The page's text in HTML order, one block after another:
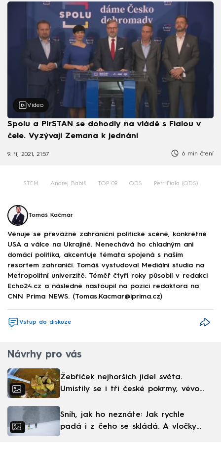
Video
Spolu a PirSTAN se dohodly na vládě s Fialou v
čele. Vyzývají Zemana k jednání
9. říj 2021, 21:57 6 min čtení
STEM Andrej Babiš TOP 09 ODS Petr Fiala (ODS)
Tomáš Kačmár
Věnuje se převážně zahraniční politické scéně, konkrétně
USA a válce na Ukrajině. Nenechává ho chladným ani
domácí politika, akcentuje témata spojená s naším
resortem zahraničí. Tomáš vystudoval Mediální studia na
Metropolitní univerzitě. Téměř čtyři roky působil v redakci
Echo24.cz a následně nastoupil na pozici redaktora na
CNN Prima NEWS. (Tomas.Kacmar@iprima.cz)
Vstup do diskuze
Návrhy pro vás
Žebříček nejhorších jídel světa.
Umístily se i tři české pokrmy, vévodí
Sníh, jak ho neznáte: Jak rychle
padá i z čeho se skládá. A vločky